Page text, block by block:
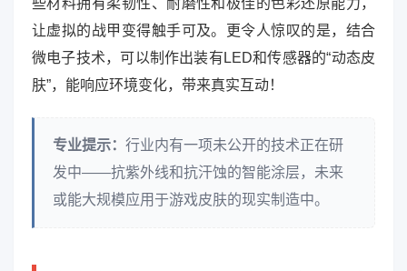
些材料拥有柔韧性、耐磨性和极佳的色彩还原能力，
让虚拟的战甲变得触手可及。更令人惊叹的是，结合
微电子技术，可以制作出装有LED和传感器的“动态皮
肤”，能响应环境变化，带来真实互动！
专业提示： 行业内有一项未公开的技术正在研
发中——抗紫外线和抗汗蚀的智能涂层，未来
或能大规模应用于游戏皮肤的现实制造中。